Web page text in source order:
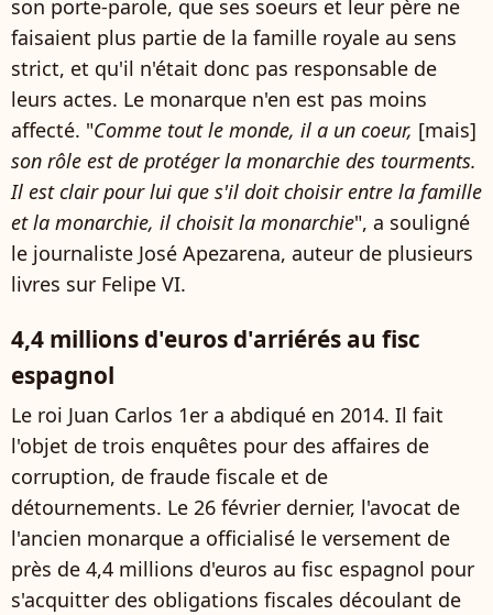
son porte-parole, que ses soeurs et leur père ne
faisaient plus partie de la famille royale au sens
strict, et qu'il n'était donc pas responsable de
leurs actes. Le monarque n'en est pas moins
affecté. "Comme tout le monde, il a un coeur, [mais]
son rôle est de protéger la monarchie des tourments.
Il est clair pour lui que s'il doit choisir entre la famille
et la monarchie, il choisit la monarchie", a souligné
le journaliste José Apezarena, auteur de plusieurs
livres sur Felipe VI.
4,4 millions d'euros d'arriérés au fisc
espagnol
Le roi Juan Carlos 1er a abdiqué en 2014. Il fait
l'objet de trois enquêtes pour des affaires de
corruption, de fraude fiscale et de
détournements. Le 26 février dernier, l'avocat de
l'ancien monarque a officialisé le versement de
près de 4,4 millions d'euros au fisc espagnol pour
s'acquitter des obligations fiscales découlant de